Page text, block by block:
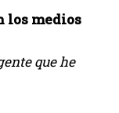
los medios
que he